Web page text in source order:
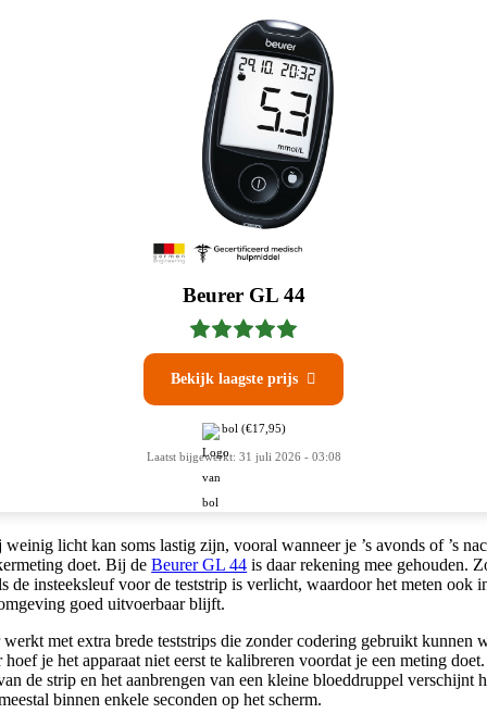
Beurer GL 44
Bekijk laagste prijs 
bol (€17,95)
Laatst bijgewerkt: 31 juli 2026 - 03:08
licht kan soms lastig zijn, vooral wanneer je ’s avonds of ’s
doet. Bij deBeurer GL 44 is daar rekening mee gehouden.
de insteeksleuf voor de teststrip is verlicht, waardoor het meten ook
goed uitvoerbaar blijft.
werkt met extra brede teststrips die zonder codering gebruikt kunnen
hoef je het apparaat niet eerst te kalibreren voordat je een meting
de strip en het aanbrengen van een kleine bloeddruppel verschijnt
binnen enkele seconden op het scherm.